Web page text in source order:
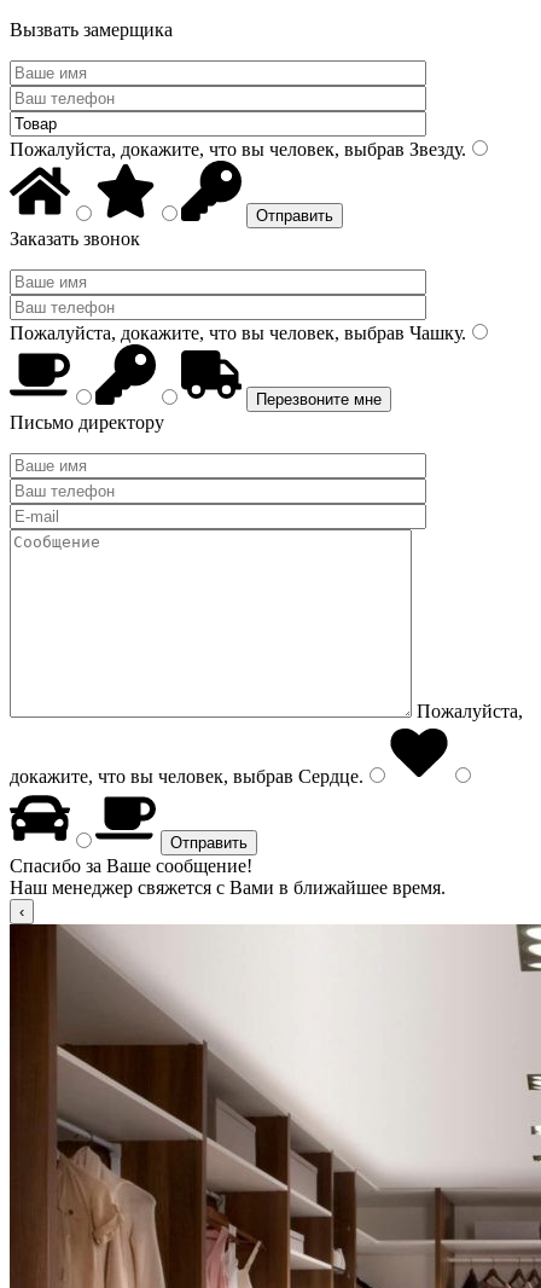
Вызвать замерщика
Пожалуйста, докажите, что вы человек, выбрав Звезду.
Заказать звонок
Пожалуйста, докажите, что вы человек, выбрав Чашку.
Письмо директору
Пожалуйста,
докажите, что вы человек, выбрав Сердце.
Спасибо за Ваше сообщение!
Наш менеджер свяжется с Вами в ближайшее время.